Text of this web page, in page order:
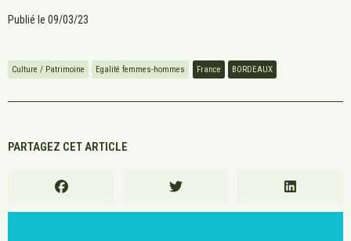
Publié le 09/03/23
Culture / Patrimoine Egalité femmes-hommes France BORDEAUX
PARTAGEZ CET ARTICLE